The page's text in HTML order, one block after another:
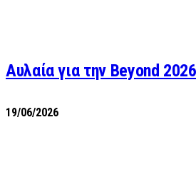
Αυλαία για την Beyond 2026
19/06/2026